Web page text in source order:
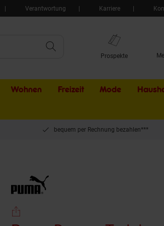
Verantwortung Karriere
Prospekte
Wohnen Freizeit Mode
bequem per Rechnung bezahlen***